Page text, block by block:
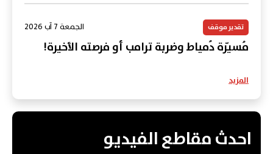
تقدير موقف الجمعة 7 آب 2026
مُسيّرة دُمياط وضربة ترامب أو فرصته الأخيرة!
المزيد
احدث مقاطع الفيديو